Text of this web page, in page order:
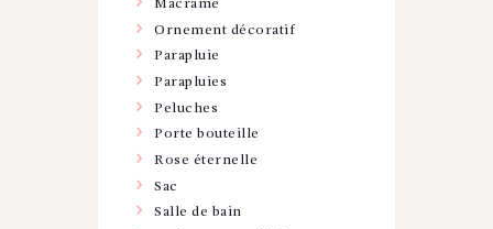
Macramé
Ornement décoratif
Parapluie
Parapluies
Peluches
Porte bouteille
Rose éternelle
Sac
Salle de bain